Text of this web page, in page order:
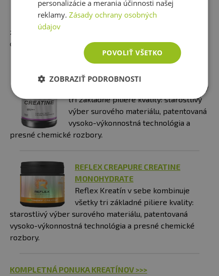
prémiovej kvalite. Kreatín je jedným z
najsilnejších produktov určených na
zvýšenie fyzickej sily, výkonnosti i rýchle zvýšenie
objemu svalov.
PROM-IN CREATINE HPLC
Reflex Kreatín v sebe kombinuje všetky
tri základné piliere kvality: starostlivý
výber surového materiálu, patentovaná
vysoko-výkonnostná technológia a
presné chemické rozbory.
REFLEX CREAPURE CREATINE
MONOHYDRATE
Reflex Kreatín v sebe kombinuje
všetky tri základné piliere kvality:
starostlivý výber surového materiálu, patentovaná
vysoko-výkonnostná technológia a presné chemické
rozbory.
KOMPLETNÁ PONUKA KREATÍNOV >>>
personalizácie a merania účinnosti našej
reklamy.Zásady ochrany osobných
údajov
POVOLIŤ VŠETKO
ZOBRAZIŤ PODROBNOSTI